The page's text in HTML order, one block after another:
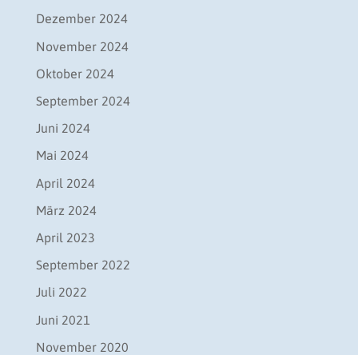
Dezember 2024
November 2024
Oktober 2024
September 2024
Juni 2024
Mai 2024
April 2024
März 2024
April 2023
September 2022
Juli 2022
Juni 2021
November 2020